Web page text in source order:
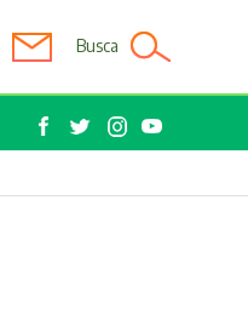
Busca